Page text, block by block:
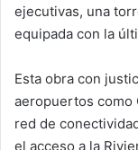
ejecutivas, una
equipada con la
Esta obra con
aeropuertos como
red de
el acceso a la